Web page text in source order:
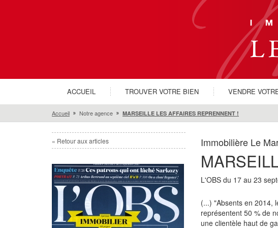
ACCUEIL TROUVER VOTRE BIEN VENDRE
Accueil Notre agence MARSEILLE LES AFFAIRES REPRENNENT !
« Retour aux articles Immobilière Le
L'OBS du 17 au 23
(...) "Absents en 2014,
représentent 50 % de
une clientèle haut de